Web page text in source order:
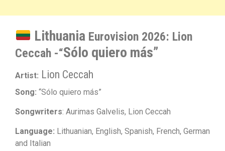
Lithuania Eurovision 2026: Lion
Ceccah -“Sólo quiero más”
Artist: Lion Ceccah
Song: “Sólo quiero más”
Songwriters: Aurimas Galvelis, Lion Ceccah
Language: Lithuanian, English, Spanish, French, German
and Italian